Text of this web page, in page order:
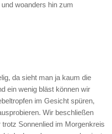
woanders hin zum
da sieht man ja kaum die
ein wenig bläst können wir
im Gesicht spüren,
Wir beschließen
Sonnenlied im Morgenkreis